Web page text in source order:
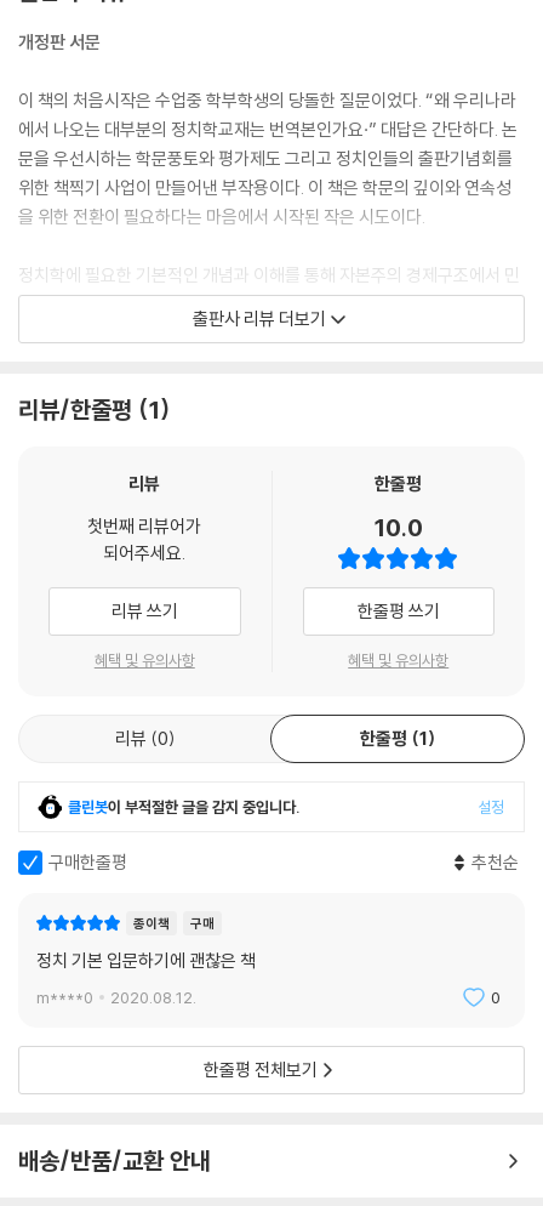
제4절 다원주의 국가론 ······································································
1. 다원주의의 기본 개념 _ 92
2. 다원주의 국가 이론 _ 93
3. 다원주의와 이익집단 _ 94
4. 다원주의의 흐름 _ 97
제5절 국가론의 의의 ··········································································
제4장 정치문화 106
제1절 정치문화 연구의 기원과 방법적 특성 ···········································
2. 국가 간 문화 비교 _ 109
제2절 시민문화 연구 ··········································································
························· 123
1. 알몬드와 버바(Almond and Verba)의 정치문화 _ 124
2. 알몬드와 버바의 시민문화(Civic Culture) _ 128
3. 알몬드와 버바의 정치문화 연구에 대한 비판 _ 129
제3절 정치사회화를 통한 정치과정 연구 ··············································
····················· 133
2. 정치사회화 기구 _ 135
제4절 정치적 관습과 상징주의 ····························································
······················· 140
제5절 정치문화론의 한계와 의의 ·························································
······················ 143
제1절 합리적 선택 이론의 발전 ····························································
······················ 147
제2절 합리성의 개념 ··········································································
제3절 합리적 선택의 모형과 방법론 ·····················································
제4절 합리적 선택 이론의 여러 형태 ····················································
개정판 서문
이 책의 처음시작은 수업중 학부학생의 당돌한 질문이었다. “왜 우리나라
에서 나오는 대부분의 정치학교재는 번역본인가요·” 대답은 간단하다. 논
문을 우선시하는 학문풍토와 평가제도 그리고 정치인들의 출판기념회를
위한 책찍기 사업이 만들어낸 부작용이다. 이 책은 학문의 깊이와 연속성
을 위한 전환이 필요하다는 마음에서 시작된 작은 시도이다.
정치학에 필요한 기본적인 개념과 이해를 통해 자본주의 경제구조에서 민
주주의 가치를 제고하고자 이 책을 처음 선보인 지 4년이 지났다. 지금까
지 부족함이 많은 책을 교재와 참고서로 사용해온 학생들과 연구자들에게
하였다. 무엇보다 수업중 학생들의 질문과 토론내용들이 생각을 정리하는
점연구소 연구과제에 연속 선정된 유럽-아프리카연구소의 ‘한국 중소기
업의 아프리카 진출’과 ‘한국의 대아프리카 공공외교 전략수립’ 연구과제
를 진행하면서 축적된 연구결과 물들인 책, 논문과 발표한 자료를 참고하
였고 무엇보다 변화한 현실정치와 통계수치를 반영하였다. 따라서 모든 장
들의 내용을 수정하거나 보완하였다.
이번 개정판을 내면서 객관성을 유지하기 위하여 노력하였다. ‘정치는 생
물이다’ 라는 말이 있듯이 미래를 예측할 수 없다는 한계가 주관적인 결론
을 찾을 수밖에 없다는 아쉬움을 남게 한다. 리들리는 『The Rational Op
timist(합리적 낙관주의자)』에서 개개인이 아이디어를 서로 교환하며 집
는 비관주의자들의 예측을 무너뜨리고 계속해서 진보할 수 있었다고 주장
면서 경제적 진보라는 형태의 서로의 이익을 위하여 재능과 노력을 특화할
다는 것이다.
구하는 가치를 제고할 수 있는 기회가 개개인의 의식 속에 만들어진다면,
개개인의 문제의식이 집단문제의식으로 전이되어 상생(相生)의 공동체
우리 사회가 심각한 성장의 후유증을 겪고 있다. 한강의 기적으로 불리는
출판사 리뷰 더보기
리뷰/한줄평 1
리뷰
첫번째 리뷰어가
되어주세요.
리뷰 쓰기
혜택 및 유의사항
한줄평
10.0
한줄평 쓰기
혜택 및 유의사항
리뷰 0 한줄평 1
클린봇이 부적절한 글을 감지 중입니다. 설정
구매한줄평 추천순
종이책 구매
정치 기본 입문하기에 괜찮은 책
m****0 2020.08.12. 0
한줄평 전체보기
배송/반품/교환 안내